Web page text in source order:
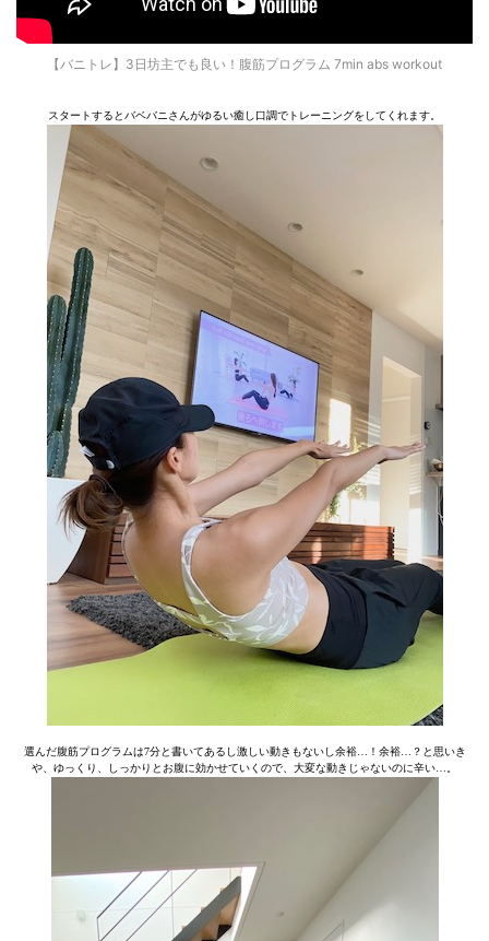
【バニトレ】3日坊主でも良い！腹筋プログラム 7min abs workout
スタートするとバベバニさんがゆるい癒し口調でトレーニングをしてくれます。
選んだ腹筋プログラムは7分と書いてあるし激しい動きもないし余裕…！余裕…？と思いき
や、ゆっくり、しっかりとお腹に効かせていくので、大変な動きじゃないのに辛い…。